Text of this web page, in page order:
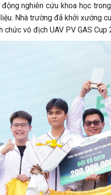
nghiên cứu khoa học
Nhà trường đã khởi xướng
vô địch UAV PV GAS Cup